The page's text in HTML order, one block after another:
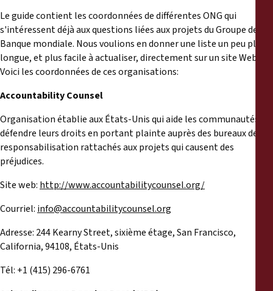
Le guide contient les coordonnées de différentes ONG qui
s'intéressent déjà aux questions liées aux projets du Groupe de la
Banque mondiale. Nous voulions en donner une liste un peu plus
longue, et plus facile à actualiser, directement sur un site Web.
Voici les coordonnées de ces organisations:
Accountability Counsel
Organisation établie aux États-Unis qui aide les communautés à
défendre leurs droits en portant plainte auprès des bureaux de la
responsabilisation rattachés aux projets qui causent des
préjudices.
Site web: http://www.accountabilitycounsel.org/
Courriel: info@accountabilitycounsel.org
Adresse: 244 Kearny Street, sixième étage, San Francisco,
California, 94108, États-Unis
Tél: +1 (415) 296-6761